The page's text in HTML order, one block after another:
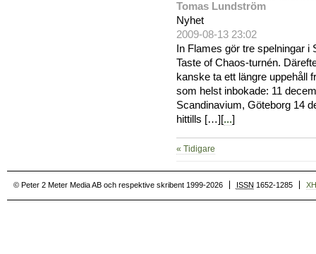
Tomas Lundström
Nyhet
2009-08-13 23:02
In Flames gör tre spelningar
Taste of Chaos-turnén.
kanske ta ett längre uppehåll
som helst inbokade: 11
Scandinavium, Göteborg 14
hittills […][...]
« Tidigare
© Peter 2 Meter Media AB och respektive skribent 1999-2026 ISSN 1652-1285